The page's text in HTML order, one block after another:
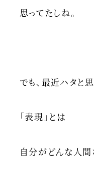
思ってたしね。
でも、最近ハタと思
「表現」とは
自分がどんな人間